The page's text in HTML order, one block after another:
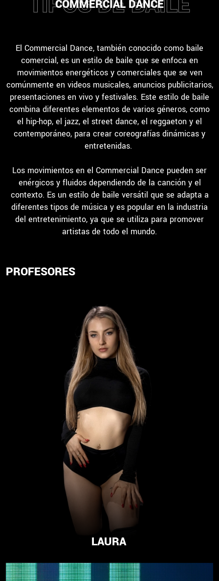
COMMERCIAL DANCE
El Commercial Dance, también conocido como baile
comercial, es un estilo de baile que se enfoca en
movimientos energéticos y comerciales que se ven
comúnmente en videos musicales, anuncios publicitarios,
presentaciones en vivo y festivales. Este estilo de baile
combina diferentes elementos de varios géneros, como
el hip-hop, el jazz, el street dance, el reggaeton y el
contemporáneo, para crear coreografías dinámicas y
entretenidas.
Los movimientos en el Commercial Dance pueden ser
enérgicos y fluidos dependiendo de la canción y el
contexto. Es un estilo de baile versátil que se adapta a
diferentes tipos de música y es popular en la industria
del entretenimiento, ya que se utiliza para promover
artistas de todo el mundo.
PROFESORES
LAURA